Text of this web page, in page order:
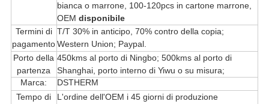
bianca o marrone, 100-120pcs in cartone marrone,
OEM disponibile
Termini di
pagamento
T/T 30% in anticipo, 70% contro della copia;
Western Union; Paypal.
Porto della
partenza
450kms al porto di Ningbo; 500kms al porto di
Shanghai, porto interno di Yiwu o su misura;
Marca:
DSTHERM
Tempo di
L'ordine dell'OEM i 45 giorni di produzione